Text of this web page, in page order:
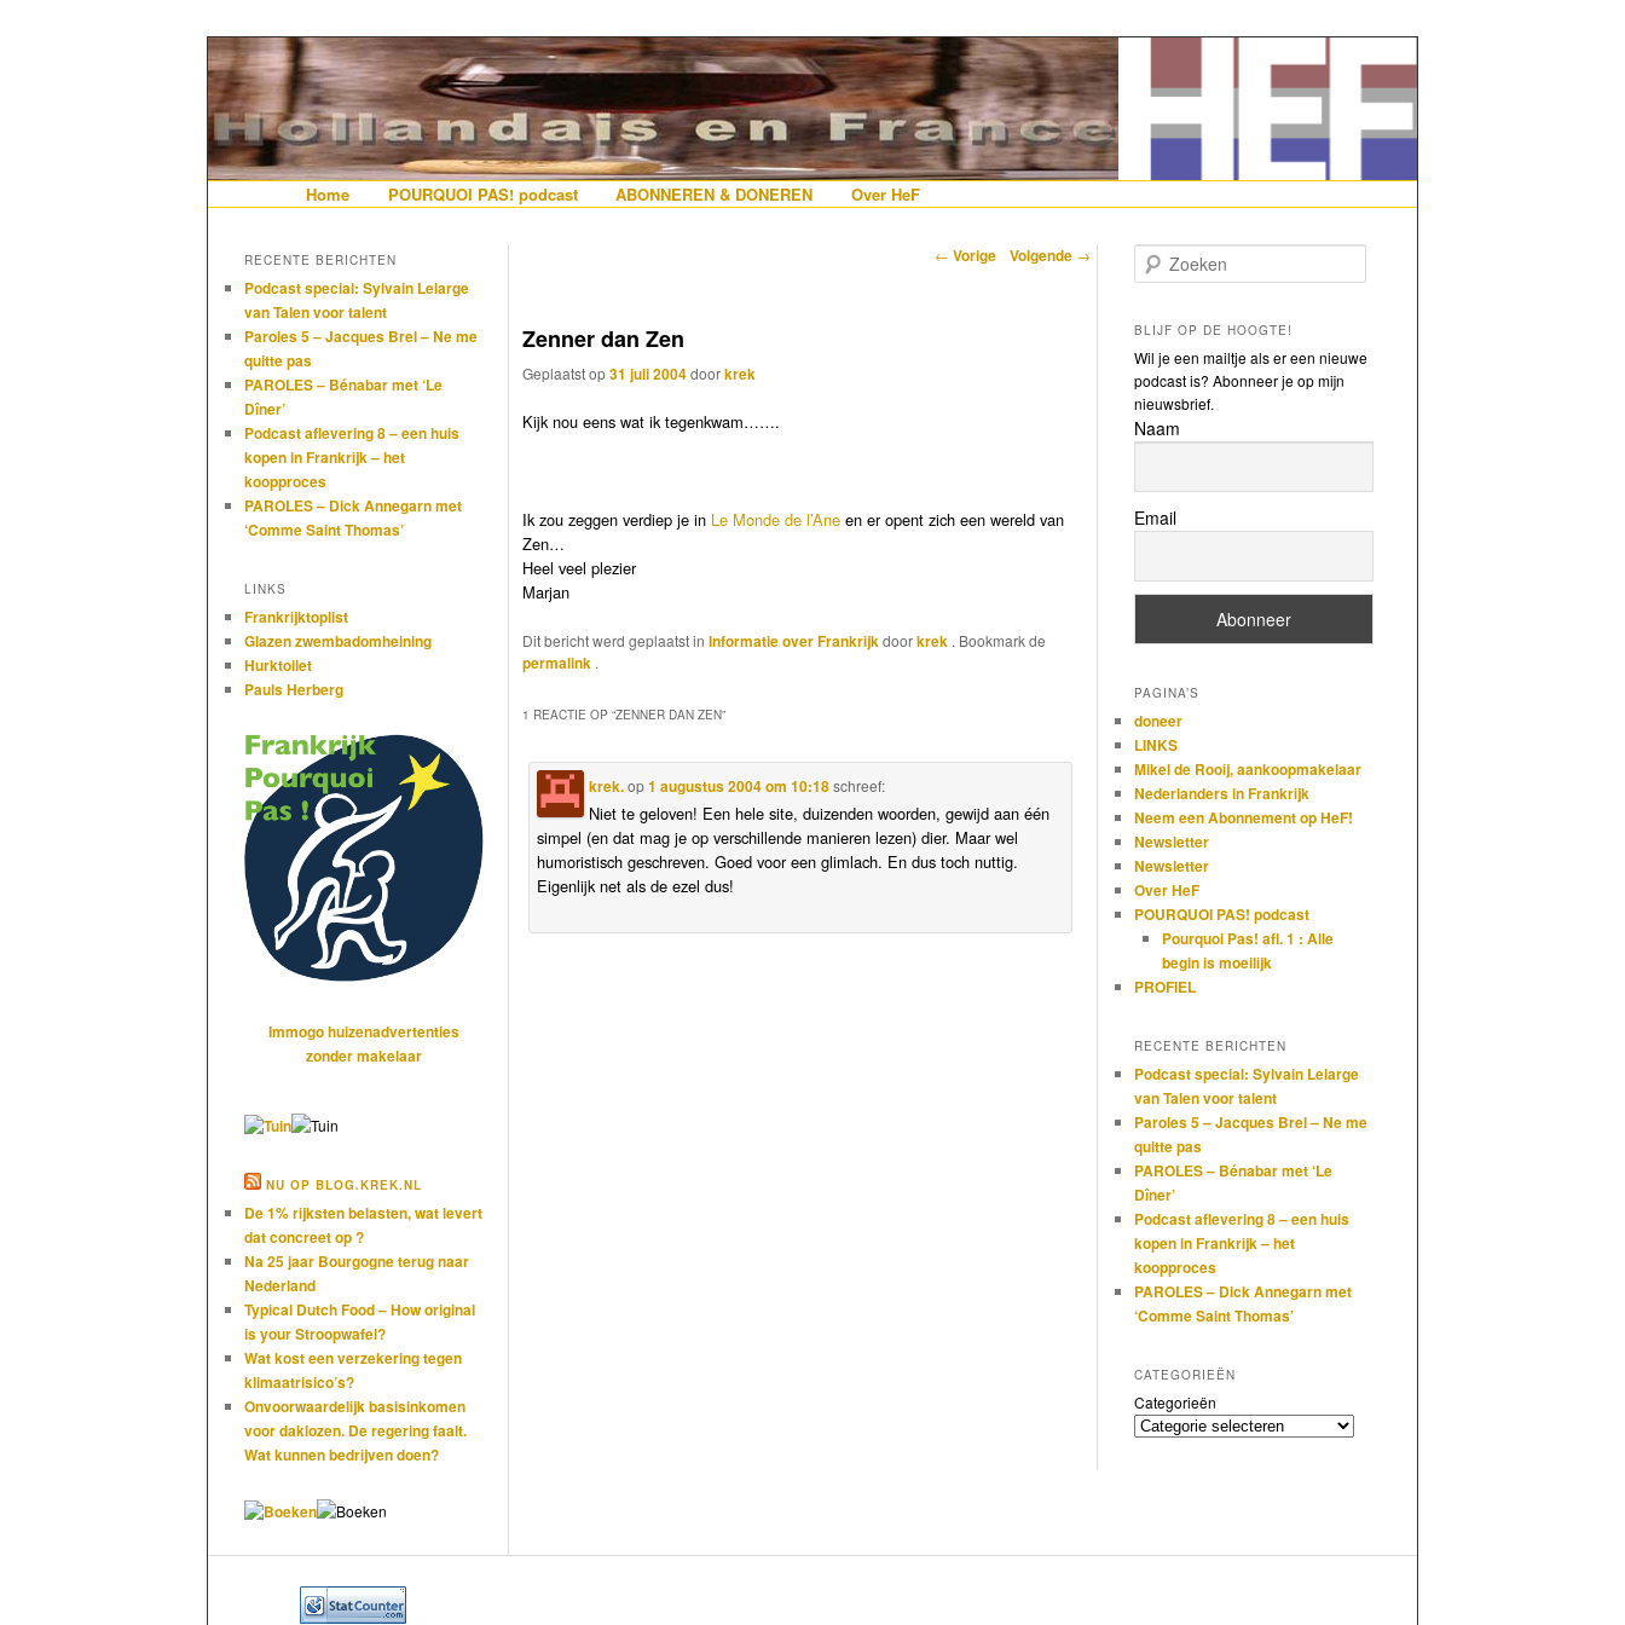
Hollandais en France
De gezelligste website voor Nederlanders die iets met Frankrijk hebben
Spring naar de primaire inhoud
Spring naar de secundaire inhoud
Home POURQUOI PAS! podcast ABONNEREN & DONEREN Over HeF
Berichtnavigatie
← Vorige Volgende →
Zenner dan Zen
Geplaatst op31 juli 2004doorkrek
Kijk nou eens wat ik tegenkwam…….
Ik zou zeggen verdiep je in Le Monde de l’Ane en er opent zich een wereld van
Zen…
Heel veel plezier
Marjan
Dit bericht werd geplaatst inInformatie over Frankrijkdoorkrek . Bookmark de
permalink .
1 REACTIE OP “ZENNER DAN ZEN”
krek.op1 augustus 2004 om 10:18schreef:
Niet te geloven! Een hele site, duizenden woorden, gewijd aan één
simpel (en dat mag je op verschillende manieren lezen) dier. Maar wel
humoristisch geschreven. Goed voor een glimlach. En dus toch nuttig.
Eigenlijk net als de ezel dus!
RECENTE BERICHTEN
Podcast special: Sylvain Lelarge
van Talen voor talent
Paroles 5 – Jacques Brel – Ne me
quitte pas
PAROLES – Bénabar met ‘Le
Dîner’
Podcast aflevering 8 – een huis
kopen in Frankrijk – het
koopproces
PAROLES – Dick Annegarn met
‘Comme Saint Thomas’
LINKS
Frankrijktoplist
Glazen zwembadomheining
Hurktoilet
Pauls Herberg
Immogo huizenadvertenties
zonder makelaar
NU OP BLOG.KREK.NL
De 1% rijksten belasten, wat levert
dat concreet op ?
Na 25 jaar Bourgogne terug naar
Nederland
Typical Dutch Food – How original
is your Stroopwafel?
Wat kost een verzekering tegen
klimaatrisico’s?
Onvoorwaardelijk basisinkomen
voor daklozen. De regering faalt.
Wat kunnen bedrijven doen?
Zoeken
BLIJF OP DE HOOGTE!
Wil je een mailtje als er een nieuwe
podcast is? Abonneer je op mijn
nieuwsbrief.
Naam
Email
PAGINA’S
doneer
LINKS
Mikel de Rooij, aankoopmakelaar
Nederlanders in Frankrijk
Neem een Abonnement op HeF!
Newsletter
Newsletter
Over HeF
POURQUOI PAS! podcast
Pourquoi Pas! afl. 1 : Alle
begin is moeilijk
PROFIEL
RECENTE BERICHTEN
Podcast special: Sylvain Lelarge
van Talen voor talent
Paroles 5 – Jacques Brel – Ne me
quitte pas
PAROLES – Bénabar met ‘Le
Dîner’
Podcast aflevering 8 – een huis
kopen in Frankrijk – het
koopproces
PAROLES – Dick Annegarn met
‘Comme Saint Thomas’
CATEGORIEËN
Categorieën